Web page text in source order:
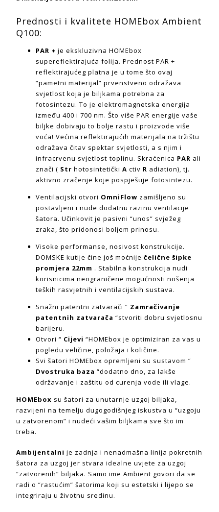
Prednosti i kvalitete HOMEbox Ambient
Q100:
PAR + je ekskluzivna HOMEbox
supereflektirajuća folija. Prednost PAR +
reflektirajućeg platna je u tome što ovaj
“pametni materijal” prvenstveno odražava
svjetlost koja je biljkama potrebna za
fotosintezu. To je elektromagnetska energija
između 400 i 700 nm. Što više PAR energije vaše
biljke dobivaju to bolje rastu i proizvode više
voća! Većina reflektirajućih materijala na tržištu
odražava čitav spektar svjetlosti, a s njim i
infracrvenu svjetlost-toplinu. Skraćenica PAR ali
znači ( Str hotosintetički A ctiv R adiation), tj.
aktivno zračenje koje pospješuje fotosintezu.
Ventilacijski otvori OmniFlow zamišljeno su
postavljeni i nude dodatnu razinu ventilacije
šatora. Učinkovit je pasivni “unos” svježeg
zraka, što pridonosi boljem prinosu.
Visoke performanse, nosivost konstrukcije.
DOMSKE kutije čine još moćnije čelične šipke
promjera 22mm . Stabilna konstrukcija nudi
korisnicima neograničene mogućnosti nošenja
teških rasvjetnih i ventilacijskih sustava.
Snažni patentni zatvarači “ Zamračivanje
patentnih zatvarača “stvoriti dobru svjetlosnu
barijeru.
Otvori “ Cijevi “HOMEbox je optimiziran za vas u
pogledu veličine, položaja i količine.
Svi šatori HOMEbox opremljeni su sustavom “
Dvostruka baza “dodatno dno, za lakše
održavanje i zaštitu od curenja vode ili vlage.
HOMEbox su šatori za unutarnje uzgoj biljaka,
razvijeni na temelju dugogodišnjeg iskustva u “uzgoju
u zatvorenom” i nudeći vašim biljkama sve što im
treba.
Ambijentalni je zadnja i nenadmašna linija pokretnih
šatora za uzgoj jer stvara idealne uvjete za uzgoj
“zatvorenih” biljaka. Samo ime Ambient govori da se
radi o “rastućim” šatorima koji su estetski i lijepo se
integriraju u životnu sredinu.